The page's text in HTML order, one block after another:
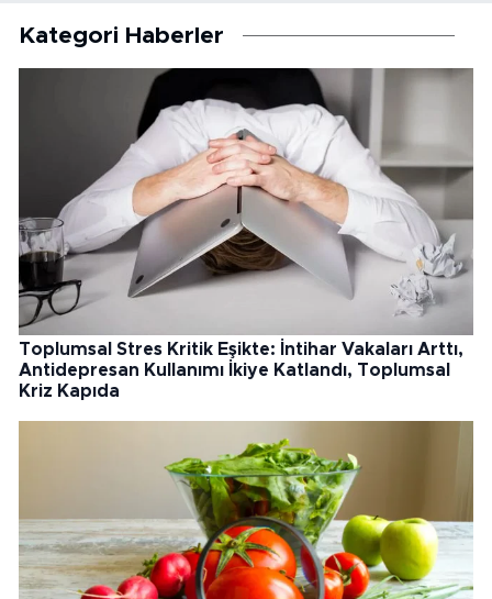
Kategori Haberler
Toplumsal Stres Kritik Eşikte: İntihar Vakaları Arttı,
Antidepresan Kullanımı İkiye Katlandı, Toplumsal
Kriz Kapıda